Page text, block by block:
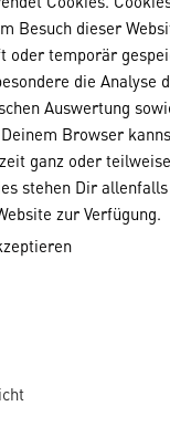
Besuch dieser
oder temporär
die Analyse
Auswertung
Browser
ganz oder
stehen Dir
zur Verfügung.